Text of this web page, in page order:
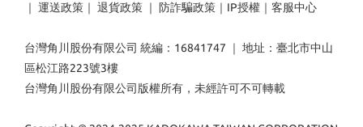
｜ 運送政策 ｜ 退貨政策 ｜ 防詐騙政策 ｜ IP授權 ｜ 客服中心
台灣角川股份有限公司 統編：16841747 ｜ 地址：臺北市中山
區松江路223號3樓
台灣角川股份有限公司版權所有，未經許可不可轉載